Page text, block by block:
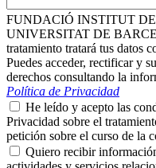
FUNDACIÓ INSTITUT
UNIVERSITAT DE
tratamiento tratará tus datos
Puedes acceder, rectificar y
derechos consultando la
Política de Privacidad
He leído y acepto las
Privacidad sobre el
petición sobre el curso de la
Quiero recibir